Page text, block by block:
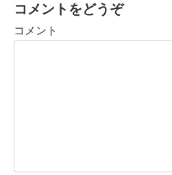
コメントをどうぞ
コメント